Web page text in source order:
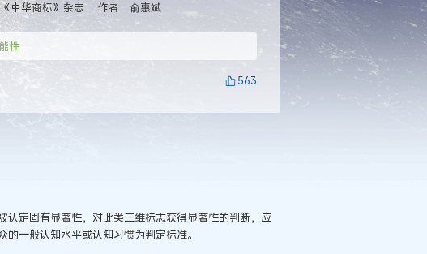
中华商标》杂志 作者：俞惠斌
性
563
认定固有显著性，对此类三维标志获得显著性的判断，应
一般认知水平或认知习惯为判定标准。